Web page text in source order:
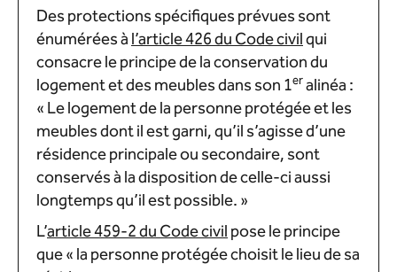
Des protections spécifiques prévues sont
énumérées àl’article 426 du Code civilqui
consacre le principe de la conservation du
logement et des meubles dans son 1eralinéa :
« Le logement de la personne protégée et les
meubles dont il est garni, qu’il s’agisse d’une
résidence principale ou secondaire, sont
conservés à la disposition de celle-ci aussi
longtemps qu’il est possible. »
L’article 459-2 du Code civilpose le principe
que « la personne protégée choisit le lieu de sa